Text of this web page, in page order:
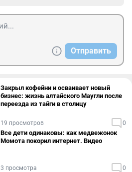
Отправить
Закрыл кофейни и осваивает новый
бизнес: жизнь алтайского Маугли после
переезда из тайги в столицу
19 просмотров 0
Все дети одинаковы: как медвежонок
Момота покорил интернет. Видео
3 просмотра 0